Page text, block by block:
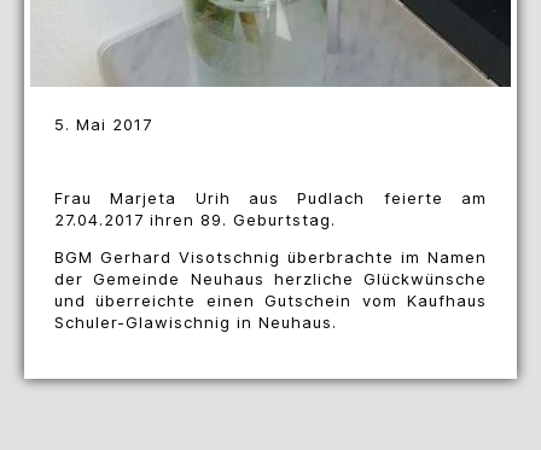
5. Mai 2017
Frau Marjeta Urih aus Pudlach feierte am
27.04.2017 ihren 89. Geburtstag.
BGM Gerhard Visotschnig überbrachte im Namen
der Gemeinde Neuhaus herzliche Glückwünsche
und überreichte einen Gutschein vom Kaufhaus
Schuler-Glawischnig in Neuhaus.